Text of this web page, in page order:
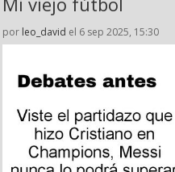
por leo_david el 6 sep 2025, 15:30